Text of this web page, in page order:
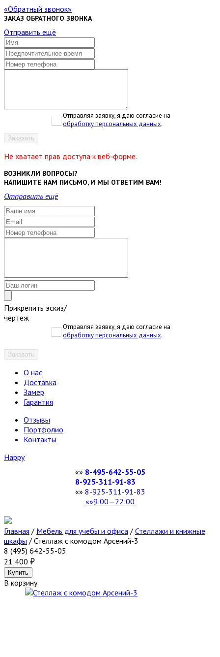
Обратный звонок
ЗАКАЗ ОБРАТНОГО ЗВОНКА
Отправить ещё
Отправляя заявку, я даю согласие на
обработку персональных данных.
Заказать
Не хватает прав доступа к веб-форме.
ВОЗНИКЛИ ВОПРОСЫ?
НАПИШИТЕ НАМ ПИСЬМО, И МЫ ОТВЕТИМ ВАМ!
Отправить ещё
Прикрепить эскиз/
чертеж
Отправляя заявку, я даю согласие на
обработку персональных данных.
Заказать
О нас
Доставка
Замер
Гарантия
Отзывы
Портфолио
Контакты
Happy
8-495-642-55-05
8-925-311-91-83
8-925-311-91-83
9:00—22:00
Главная / Мебель для учебы и офиса / Стеллажи и книжные
шкафы / Стеллаж с комодом Арсений-3
8 (495) 642-55-05
21 400
В корзину